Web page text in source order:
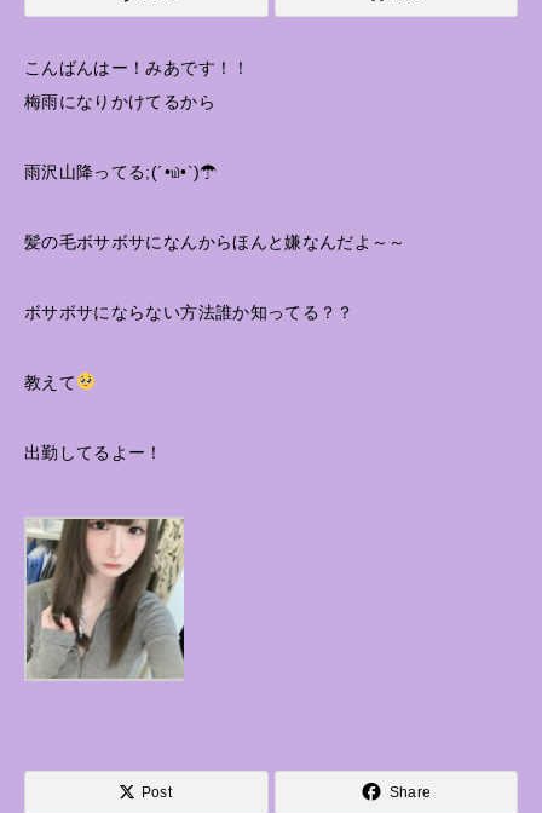
こんばんはー！みあです！！
梅雨になりかけてるから
雨沢山降ってる;(´•௰•`)☂
髪の毛ボサボサになんからほんと嫌なんだよ～～
ボサボサにならない方法誰か知ってる？？
教えて
出勤してるよー！
Post Share